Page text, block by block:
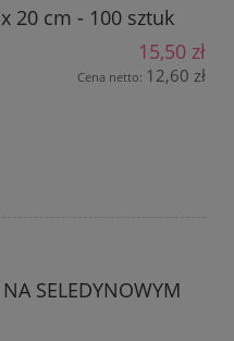
20 cm - 100 sztuk
15,50 zł
Cena netto: 12,60 zł
SELEDYNOWYM